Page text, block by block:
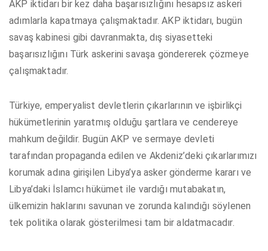
AKP iktidarı bir kez daha başarısızlığını hesapsız askeri
adımlarla kapatmaya çalışmaktadır. AKP iktidarı, bugün
savaş kabinesi gibi davranmakta, dış siyasetteki
başarısızlığını Türk askerini savaşa göndererek çözmeye
çalışmaktadır.
Türkiye, emperyalist devletlerin çıkarlarının ve işbirlikçi
hükümetlerinin yaratmış olduğu şartlara ve cendereye
mahkum değildir. Bugün AKP ve sermaye devleti
tarafından propaganda edilen ve Akdeniz’deki çıkarlarımızı
korumak adına girişilen Libya’ya asker gönderme kararı ve
Libya’daki İslamcı hükümet ile vardığı mutabakatın,
ülkemizin haklarını savunan ve zorunda kalındığı söylenen
tek politika olarak gösterilmesi tam bir aldatmacadır.